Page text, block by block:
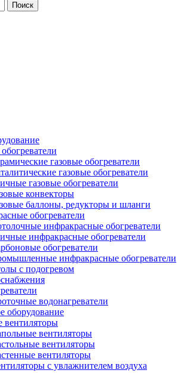
газовые обогреватели
газовые обогреватели
газовые обогреватели
конвекторы
баллоны, редукторы и шланги
обогреватели
инфракрасные обогреватели
инфракрасные обогреватели
обогреватели
инфракрасные обогреватели
с подогревом
водонагреватели
оборудование
вентиляторы
вентиляторы
вентиляторы
вентиляторы
с увлажнителем воздуха